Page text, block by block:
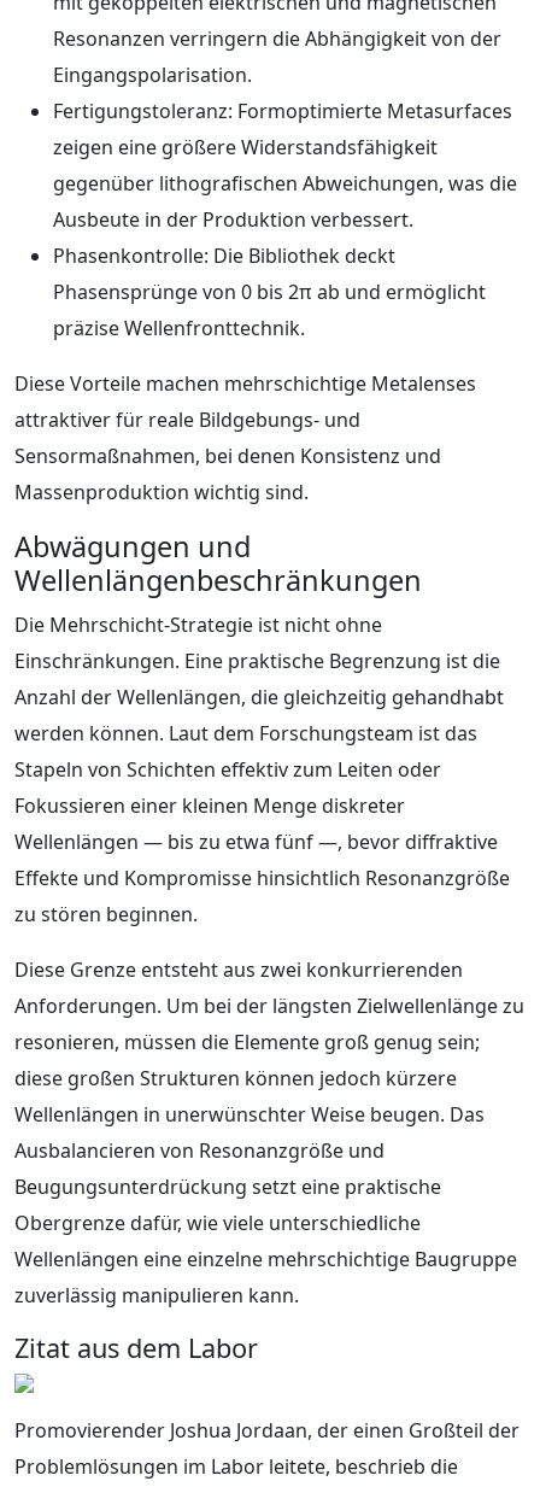
Resonanzen verringern die Abhängigkeit von der
Eingangs­polarisation.
Fertigungstoleranz: Formoptimierte Metasurfaces
zeigen eine größere Widerstandsfähigkeit
gegenüber lithografischen Abweichungen, was die
Ausbeute in der Produktion verbessert.
Phasenkontrolle: Die Bibliothek deckt
Phasensprünge von 0 bis 2π ab und ermöglicht
präzise Wellenfronttechnik.
Diese Vorteile machen mehrschichtige Metalenses
attraktiver für reale Bildgebungs- und
Sensormaßnahmen, bei denen Konsistenz und
Massenproduktion wichtig sind.
Abwägungen und
Wellenlängenbeschränkungen
Die Mehrschicht-Strategie ist nicht ohne
Einschränkungen. Eine praktische Begrenzung ist die
Anzahl der Wellenlängen, die gleichzeitig gehandhabt
werden können. Laut dem Forschungsteam ist das
Stapeln von Schichten effektiv zum Leiten oder
Fokussieren einer kleinen Menge diskreter
Wellenlängen — bis zu etwa fünf —, bevor diffraktive
Effekte und Kompromisse hinsichtlich Resonanzgröße
zu stören beginnen.
Diese Grenze entsteht aus zwei konkurrierenden
Anforderungen. Um bei der längsten Zielwellenlänge zu
resonieren, müssen die Elemente groß genug sein;
diese großen Strukturen können jedoch kürzere
Wellenlängen in unerwünschter Weise beugen. Das
Ausbalancieren von Resonanzgröße und
Beugungsunterdrückung setzt eine praktische
Obergrenze dafür, wie viele unterschiedliche
Wellenlängen eine einzelne mehrschichtige Baugruppe
zuverlässig manipulieren kann.
Zitat aus dem Labor
Promovierender Joshua Jordaan, der einen Großteil der
Problemlösungen im Labor leitete, beschrieb die